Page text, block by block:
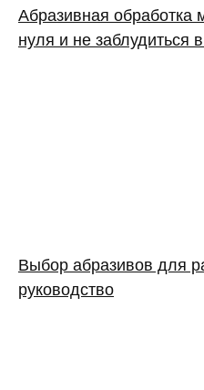
Абразивная обработка
нуля и не заблудиться
Выбор абразивов для
руководство